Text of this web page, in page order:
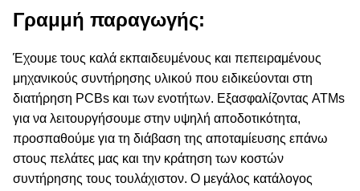
Γραμμή παραγωγής:
Έχουμε τους καλά εκπαιδευμένους και πεπειραμένους
μηχανικούς συντήρησης υλικού που ειδικεύονται στη
διατήρηση PCBs και των ενοτήτων. Εξασφαλίζοντας ATMs
για να λειτουργήσουμε στην υψηλή αποδοτικότητα,
προσπαθούμε για τη διάβαση της αποταμίευσης επάνω
στους πελάτες μας και την κράτηση των κοστών
συντήρησης τους τουλάχιστον. Ο μεγάλος κατάλογος